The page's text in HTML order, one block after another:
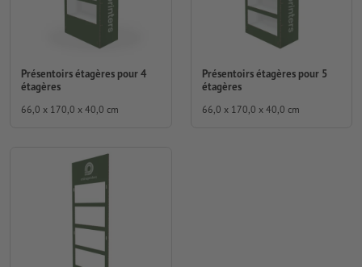
Présentoirs étagères pour 4
étagères
66,0 x 170,0 x 40,0 cm
Présentoirs étagères pour 5
étagères
66,0 x 170,0 x 40,0 cm